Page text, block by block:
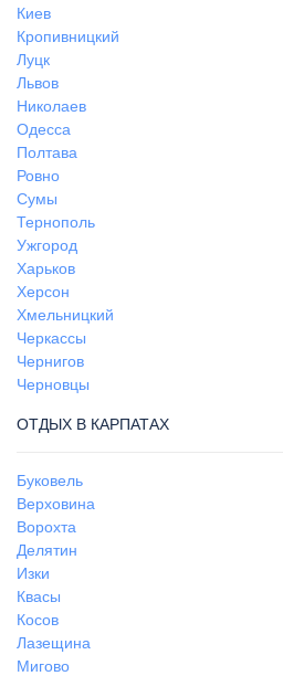
Киев
Кропивницкий
Луцк
Львов
Николаев
Одесса
Полтава
Ровно
Сумы
Тернополь
Ужгород
Харьков
Херсон
Хмельницкий
Черкассы
Чернигов
Черновцы
ОТДЫХ В КАРПАТАХ
Буковель
Верховина
Ворохта
Делятин
Изки
Квасы
Косов
Лазещина
Мигово